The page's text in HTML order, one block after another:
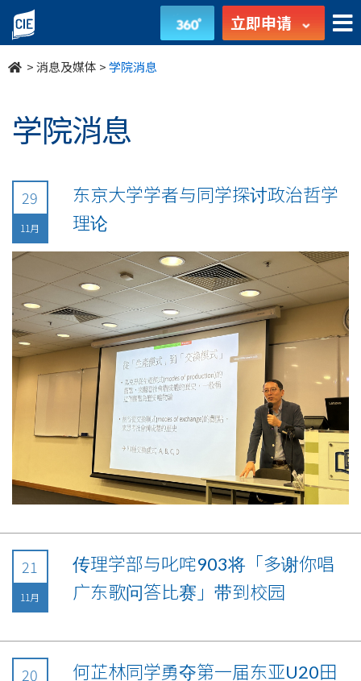
undefined 立即申请
>消息及媒体 >学院消息
学院消息
29
11月
东京大学学者与同学探讨政治哲学
理论
21
11月
传理学部与叱咤903将「多谢你唱
广东歌问答比赛」带到校园
20
何芷林同学勇夺第一届东亚U20田